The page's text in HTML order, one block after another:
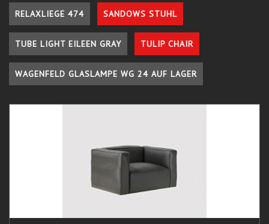
RELAXLIEGE 474 SANDOWS STUHL
TUBE LIGHT EILEEN GRAY TULIP CHAIR
WAGENFELD GLASLAMPE WG 24 AUF LAGER